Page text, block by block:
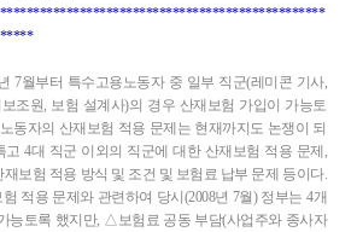
7월부터 특수고용노동자 중 일부 직군(레미콘 기사,
조원, 보험 설계사)의 경우 산재보험 가입이 가능토
동자의 산재보험 적용 문제는 현재까지도 논쟁이 되
4대 직군 이외의 직군에 대한 산재보험 적용 문제,
보험 적용 방식 및 조건 및 보험료 납부 문제 등이다.
적용 문제와 관련하여 당시(2008년 7월) 정부는 4개
능토록 했지만, △보험료 공동 부담(사업주와 종사자